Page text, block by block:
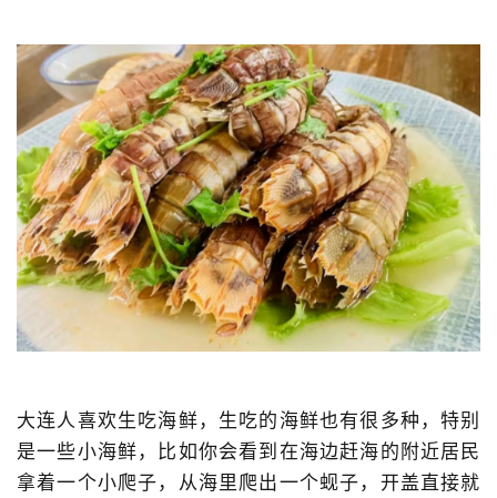
大连人喜欢生吃海鲜，生吃的海鲜也有很多种，特别
是一些小海鲜，比如你会看到在海边赶海的附近居民
拿着一个小爬子，从海里爬出一个蚬子，开盖直接就